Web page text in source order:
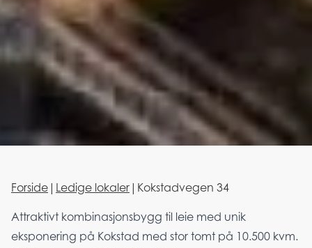
Forside | Ledige lokaler | Kokstadvegen 34
Attraktivt kombinasjonsbygg til leie med unik
eksponering på Kokstad med stor tomt på 10.500 kvm.